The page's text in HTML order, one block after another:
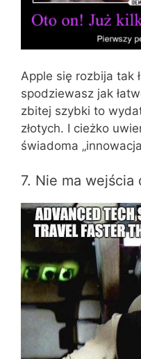
Apple się rozbija tak
spodziewasz jak
zbitej szybki to
złotych. I cieżko
świadoma
7. Nie ma